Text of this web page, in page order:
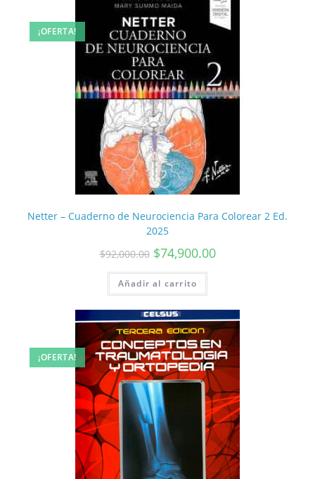
¡OFERTA!
Netter – Cuaderno de Neurociencia Para Colorear 2 Ed.
2025
$92,000.00 $74,900.00
Añadir al carrito
¡OFERTA!